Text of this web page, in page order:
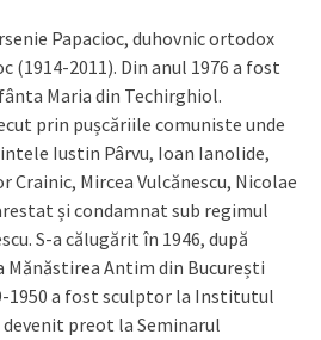
Papacioc, duhovnic ortodox
(1914-2011). Din anul 1976 a fost
Maria din Techirghiol.
prin pușcăriile comuniste unde
Iustin Pârvu, Ioan Ianolide,
Crainic, Mircea Vulcănescu, Nicolae
și condamnat sub regimul
S-a călugărit în 1946, după
Mănăstirea Antim din București
1950 a fost sculptor la Institutul
devenit preot la Seminarul